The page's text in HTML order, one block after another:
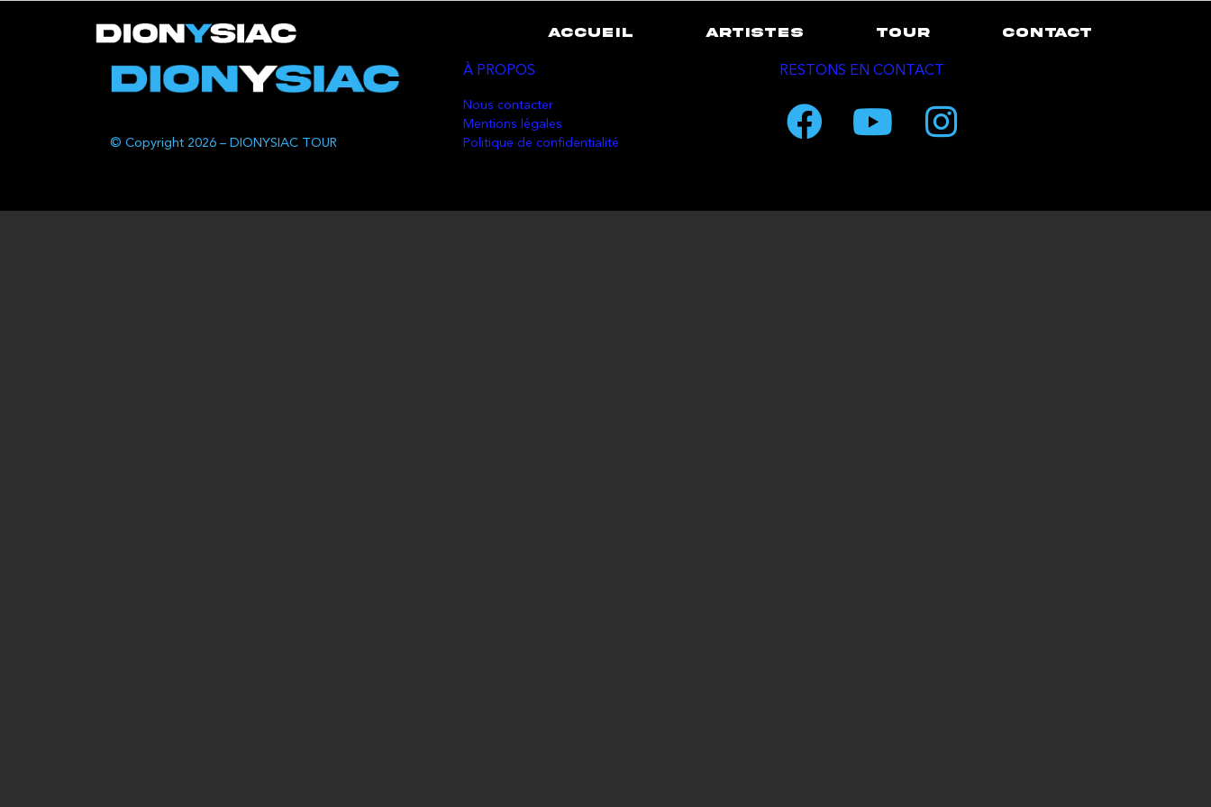
ACCUEIL ARTISTES TOUR CONTACT
© Copyright 2026 – DIONYSIAC TOUR
À PROPOS
Nous contacter
Mentions légales
Politique de confidentialité
RESTONS EN CONTACT